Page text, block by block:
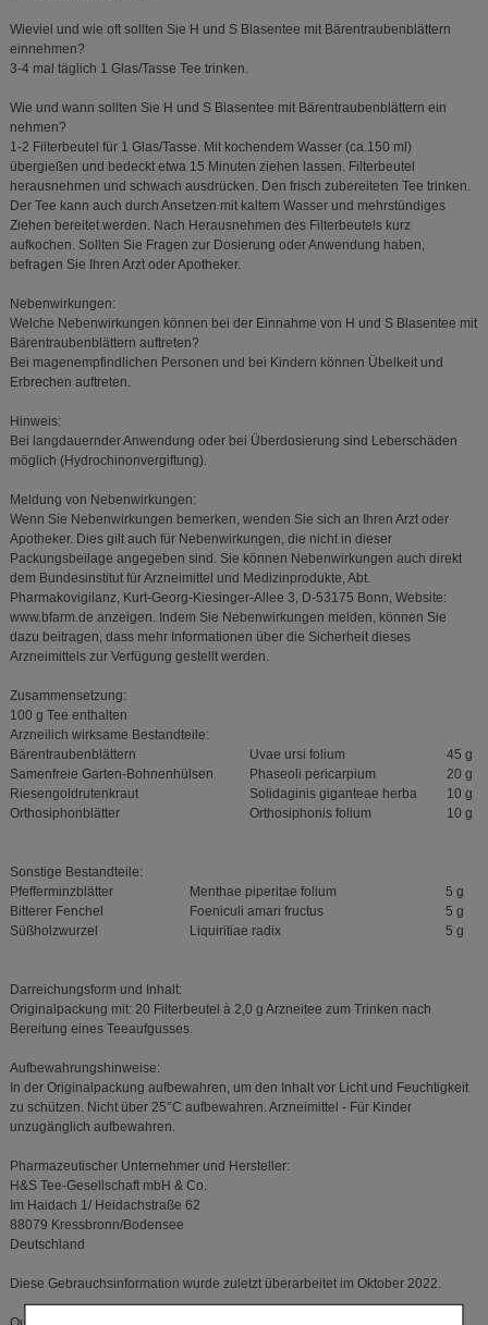
Wieviel und wie oft sollten Sie H und S Blasentee mit Bärentraubenblättern
einnehmen?
3-4 mal täglich 1 Glas/Tasse Tee trinken.
Wie und wann sollten Sie H und S Blasentee mit Bärentraubenblättern ein
nehmen?
1-2 Filterbeutel für 1 Glas/Tasse. Mit kochendem Wasser (ca.150 ml)
übergießen und bedeckt etwa 15 Minuten ziehen lassen. Filterbeutel
herausnehmen und schwach ausdrücken. Den frisch zubereiteten Tee trinken.
Der Tee kann auch durch Ansetzen mit kaltem Wasser und mehrstündiges
Ziehen bereitet werden. Nach Herausnehmen des Filterbeutels kurz
aufkochen. Sollten Sie Fragen zur Dosierung oder Anwendung haben,
befragen Sie Ihren Arzt oder Apotheker.
Nebenwirkungen:
Welche Nebenwirkungen können bei der Einnahme von H und S Blasentee mit
Bärentraubenblättern auftreten?
Bei magenempfindlichen Personen und bei Kindern können Übelkeit und
Erbrechen auftreten.
Hinweis:
Bei langdauernder Anwendung oder bei Überdosierung sind Leberschäden
möglich (Hydrochinonvergiftung).
Meldung von Nebenwirkungen:
Wenn Sie Nebenwirkungen bemerken, wenden Sie sich an Ihren Arzt oder
Apotheker. Dies gilt auch für Nebenwirkungen, die nicht in dieser
Packungsbeilage angegeben sind. Sie können Nebenwirkungen auch direkt
dem Bundesinstitut für Arzneimittel und Medizinprodukte, Abt.
Pharmakovigilanz, Kurt-Georg-Kiesinger-Allee 3, D-53175 Bonn, Website:
www.bfarm.de anzeigen. Indem Sie Nebenwirkungen melden, können Sie
dazu beitragen, dass mehr Informationen über die Sicherheit dieses
Arzneimittels zur Verfügung gestellt werden.
Zusammensetzung:
100 g Tee enthalten
Arzneilich wirksame Bestandteile:
Bärentraubenblättern
Uvae ursi folium
45 g
Samenfreie Garten-Bohnenhülsen
Phaseoli pericarpium
20 g
Riesengoldrutenkraut
Solidaginis giganteae herba
10 g
Orthosiphonblätter
Orthosiphonis folium 10 g
Sonstige Bestandteile:
Pfefferminzblätter
Menthae piperitae folium
5 g
Bitterer Fenchel
Foeniculi amari fructus
5 g
Süßholzwurzel
Liquiritiae radix 5 g
Darreichungsform und Inhalt:
Originalpackung mit: 20 Filterbeutel à 2,0 g Arzneitee zum Trinken nach
Bereitung eines Teeaufgusses.
Aufbewahrungshinweise:
In der Originalpackung aufbewahren, um den Inhalt vor Licht und Feuchtigkeit
zu schützen. Nicht über 25°C aufbewahren. Arzneimittel - Für Kinder
unzugänglich aufbewahren.
Pharmazeutischer Unternehmer und Hersteller:
H&S Tee-Gesellschaft mbH & Co.
Im Haidach 1/ Heidachstraße 62
88079 Kressbronn/Bodensee
Deutschland
Diese Gebrauchsinformation wurde zuletzt überarbeitet im Oktober 2022.